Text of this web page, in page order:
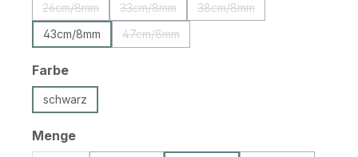
26cm/8mm
(Diese Option ist zurzeit nicht verfügbar.)
33cm/8mm
(Diese Option ist zurzeit nicht verfügbar.)
38cm/8mm
(Diese Option ist zurzeit
43cm/8mm 47cm/8mm
(Diese Option ist zurzeit nicht verfügbar.)
Farbeauswählen
schwarz
Mengeauswählen